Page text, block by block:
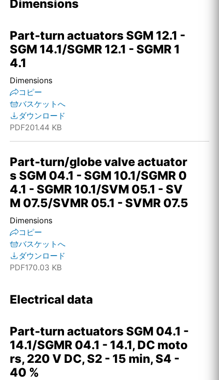
Dimensions
Part-turn actuators SGM 12.1 -
SGM 14.1/SGMR 12.1 - SGMR 1
4.1
Dimensions
コピー
バスケットへ
ダウンロード
PDF201.44 KB
Part-turn/globe valve actuator
s SGM 04.1 - SGM 10.1/SGMR 0
4.1 - SGMR 10.1/SVM 05.1 - SV
M 07.5/SVMR 05.1 - SVMR 07.5
Dimensions
コピー
バスケットへ
ダウンロード
PDF170.03 KB
Electrical data
Part-turn actuators SGM 04.1 -
14.1/SGMR 04.1 - 14.1, DC moto
rs, 220 V DC, S2 - 15 min, S4 -
40 %